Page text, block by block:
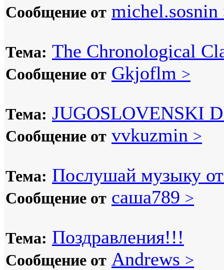
Сообщение от michel.sosnin
Тема: The Chronological
Сообщение от Gkjoflm >
Тема: JUGOSLOVENSKI
Сообщение от vvkuzmin >
Тема: Послушай музыку
Сообщение от саша789 >
Тема: Поздравления!!!
Сообщение от Andrews >